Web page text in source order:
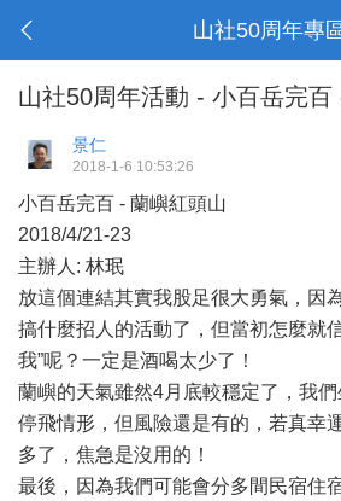
山社50周年專
山社50周年活動 - 小百岳完百
景仁
2018-1-6 10:53:26
小百岳完百 - 蘭嶼紅頭山
2018/4/21-23
主辦人: 林珉
放這個連結其實我股足很大勇氣，因
搞什麼招人的活動了，但當初怎麼就
我”呢？一定是酒喝太少了！
蘭嶼的天氣雖然4月底較穩定了，我
停飛情形，但風險還是有的，若真幸
多了，焦急是沒用的！
最後，因為我們可能會分多間民宿住